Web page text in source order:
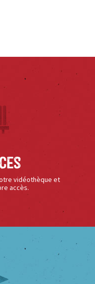
vidéothèque et
accès.